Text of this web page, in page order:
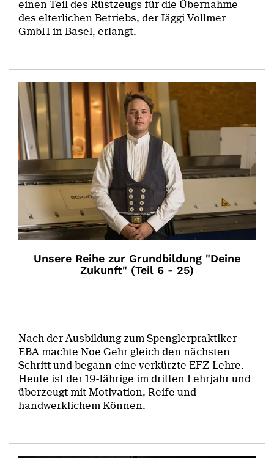
einen Teil des Rüstzeugs für die Übernahme
des elterlichen Betriebs, der Jäggi Vollmer
GmbH in Basel, erlangt.
Unsere Reihe zur Grundbildung "Deine
Zukunft" (Teil 6 - 25)
Nach der Ausbildung zum Spenglerpraktiker
EBA machte Noe Gehr gleich den nächsten
Schritt und begann eine verkürzte EFZ-Lehre.
Heute ist der 19-Jährige im dritten Lehrjahr und
überzeugt mit Motivation, Reife und
handwerklichem Können.